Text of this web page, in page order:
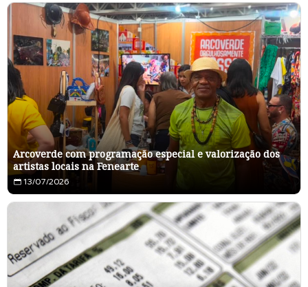
Arcoverde com programação especial e valorização dos
artistas locais na Fenearte
13/07/2026